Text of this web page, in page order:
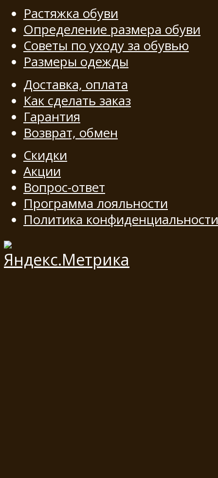
Растяжка обуви
Определение размера обуви
Советы по уходу за обувью
Размеры одежды
Доставка, оплата
Как сделать заказ
Гарантия
Возврат, обмен
Скидки
Акции
Вопрос-ответ
Программа лояльности
Политика конфиденциальности